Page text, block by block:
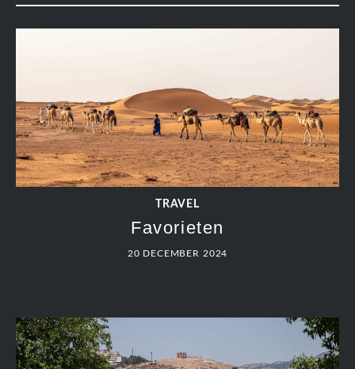
TRAVEL
Favorieten
20 DECEMBER 2024